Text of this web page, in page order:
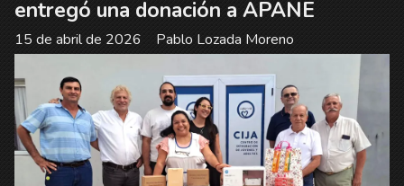
entregó una donación a APANE
Pablo Lozada Moreno
15 de abril de 2026